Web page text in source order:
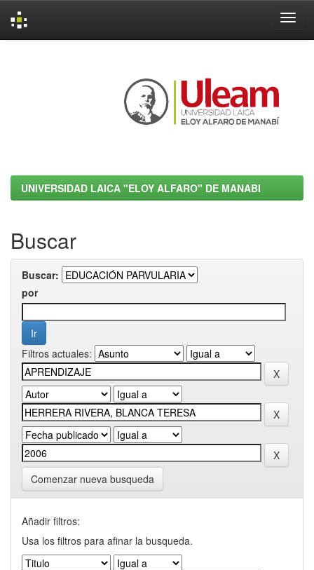
UNIVERSIDAD LAICA "ELOY ALFARO" DE MANABI
Buscar
Buscar:
por
Filtros actuales:
Comenzar nueva busqueda
Añadir filtros:
Usa los filtros para afinar la busqueda.